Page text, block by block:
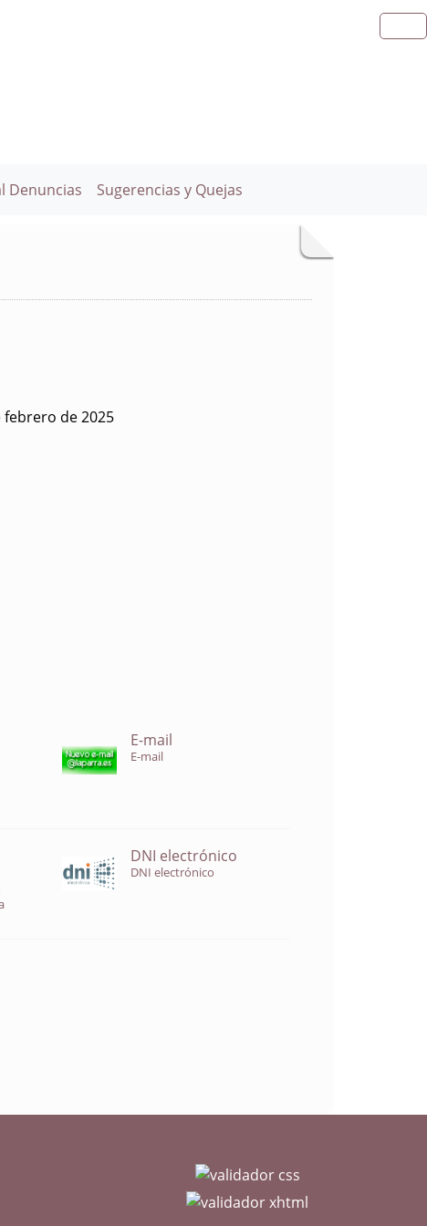
Denuncias Sugerencias y Quejas
febrero de 2025
E-mail
E-mail
DNI electrónico
DNI electrónico